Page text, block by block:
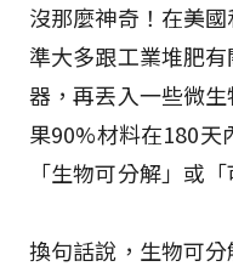
沒那麼神奇！在美
準大多跟工業堆肥
器，再丟入一些微
果90%材料在180天
「生物可分解」或
換句話說，生物可